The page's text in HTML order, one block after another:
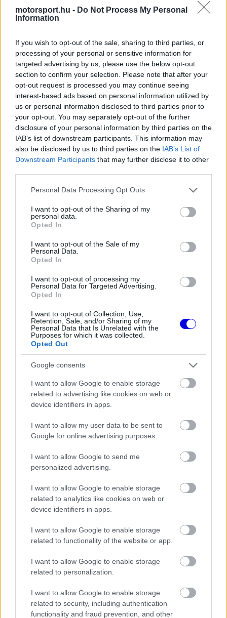
motorsport.hu - Do Not Process My Personal
Information
If you wish to opt-out of the sale, sharing to third parties, or
processing of your personal or sensitive information for
targeted advertising by us, please use the below opt-out
section to confirm your selection. Please note that after your
opt-out request is processed you may continue seeing
interest-based ads based on personal information utilized by
us or personal information disclosed to third parties prior to
your opt-out. You may separately opt-out of the further
disclosure of your personal information by third parties on the
IAB’s list of downstream participants. This information may
also be disclosed by us to third parties on the IAB’s List of
Downstream Participants that may further disclose it to other
Please note that this website/app uses one or more Google
not limited to your visit or usage behaviour. You may click to
grant or deny consent to Google and its third-party tags to
use your data for below specified purposes in below Google
consent section.
Personal Data Processing Opt Outs
I want to opt-out of the Sharing of my
personal data.
Opted In
I want to opt-out of the Sale of my
Personal Data.
Opted In
I want to opt-out of processing my
Personal Data for Targeted Advertising.
Opted In
I want to opt-out of Collection, Use,
Retention, Sale, and/or Sharing of my
Personal Data that Is Unrelated with the
Purposes for which it was collected.
Opted Out
Google consents
I want to allow Google to enable storage
related to advertising like cookies on web or
device identifiers in apps.
I want to allow my user data to be sent to
Google for online advertising purposes.
I want to allow Google to send me
personalized advertising.
I want to allow Google to enable storage
related to analytics like cookies on web or
device identifiers in apps.
I want to allow Google to enable storage
related to functionality of the website or app.
I want to allow Google to enable storage
related to personalization.
I want to allow Google to enable storage
related to security, including authentication
functionality and fraud prevention, and other
MCL39 ellen. Frederic Vasseur így elemezte
„Nehéz összerakni a kört. Hatalmas a forgalom,
sok a megszakítás, és holnap valószínűleg
ugyanilyen lesz" – nyilatkozta Vasseur a Sky
Sport F1 Italiának, miközben világosan kiemelte az
SF-25 problémáit – „Ha ma valamink hiányzik, az
a 9-es és 11-es kanyarokban lévő tempó, amelyek
a leglassabbak."
loading.
modal
window.
The media could not be loaded, either because
is not supported.
Az egyensúly tekintetében az autónak még
mindig voltak alulkormányozottsági problémái, de
a csapatfőnök szavait hallva a nap végén két
pilótája mégis elégedett volt az SF-25
egyensúlyával. „Nem hiszem, hogy túl messze
lennénk" – tette hozzá.
EZEKET IS AJÁNLJUK
FORMA-1
Kellemetlen meglepetés érte a
nyári szünetben a Forma–1-es
A McLaren korábbi szerelője
kitálalt Hamilton F1-es
debütálásáról
Sainz visszatérne a Red Bullhoz,
ahol a győzelemért harcolhatna